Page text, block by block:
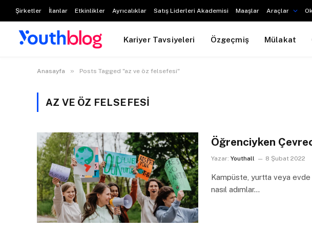
Şirketler İlanlar Etkinlikler Ayrıcalıklar Satış Liderleri Akademisi Maaşlar Araçlar
Kariyer Tavsiyeleri Özgeçmiş Mülakat
Anasayfa » Posts Tagged "az ve öz felsefesi"
AZ VE ÖZ FELSEFESI
Öğrenciyken
Yazar: Youthall 8 Şubat 2022
Kampüste, yurtta veya
nasıl adımlar…